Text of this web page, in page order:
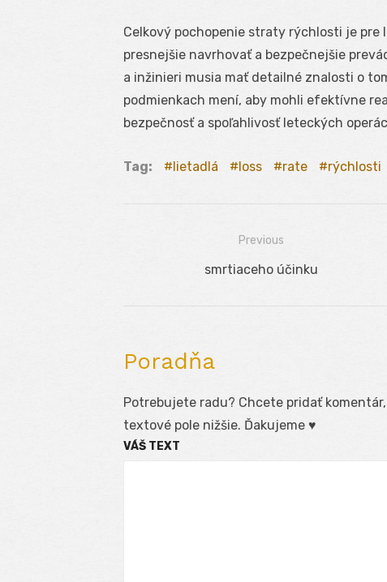
Celkový pochopenie straty rýchlosti je
presnejšie navrhovať a bezpečnejšie
a inžinieri musia mať detailné znalosti o
podmienkach mení, aby mohli efektívne
bezpečnosť a spoľahlivosť leteckých
Tag: lietadlá loss rate rýchlosti
Previous
Previous
smrtiaceho účinku
Poradňa
Potrebujete radu? Chcete pridať
textové pole nižšie. Ďakujeme ♥
VÁŠ TEXT